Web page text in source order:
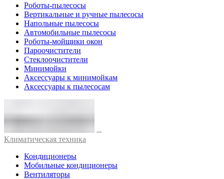
Роботы-пылесосы
Вертикальные и ручные пылесосы
Напольные пылесосы
Автомобильные пылесосы
Роботы-мойщики окон
Пароочистители
Стеклоочистители
Минимойки
Аксессуары к минимойкам
Аксессуары к пылесосам
Климатическая техника
Кондиционеры
Мобильные кондиционеры
Вентиляторы